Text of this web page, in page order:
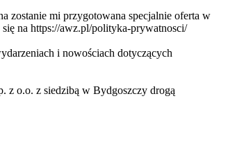
zostanie mi przygotowana specjalnie oferta w
na https://awz.pl/polityka-prywatnosci/
i nowościach dotyczących
z o.o. z siedzibą w Bydgoszczy drogą